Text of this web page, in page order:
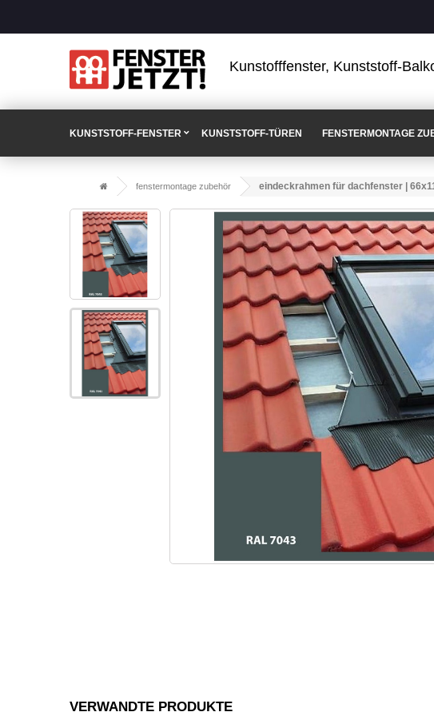
Kunstofffenster, Kunststoff-
KUNSTSTOFF-FENSTER KUNSTSTOFF-TÜREN FENSTERMONTAGE
fenstermontage zubehör eindeckrahmen für dachfenster |
VERWANDTE PRODUKTE